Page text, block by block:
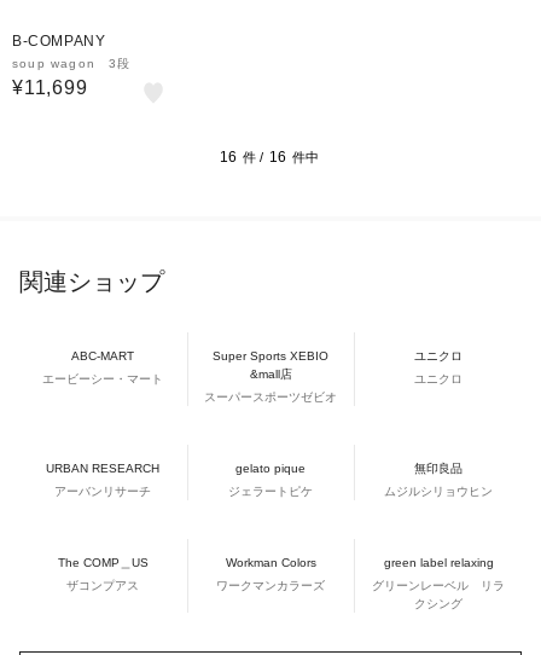
B-COMPANY
soup wagon 3段
¥11,699
16 件 / 16 件中
関連ショップ
ABC-MART
エービーシー・マート
Super Sports XEBIO
&mall店
スーパースポーツゼビオ
ユニクロ
ユニクロ
URBAN RESEARCH
アーバンリサーチ
gelato pique
ジェラートピケ
無印良品
ムジルシリョウヒン
The COMP＿US
ザコンプアス
Workman Colors
ワークマンカラーズ
green label relaxing
グリーンレーベル リラ
クシング